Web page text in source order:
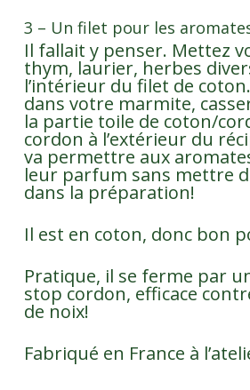
3 – Un filet pour les
Il fallait y penser. Mettez
thym, laurier, herbes
l’intérieur du filet de
dans votre marmite,
la partie toile de coton/
cordon à l’extérieur du
va permettre aux
leur parfum sans mettre
dans la préparation!
Il est en coton, donc bon
Pratique, il se ferme par
stop cordon, efficace
de noix!
Fabriqué en France à